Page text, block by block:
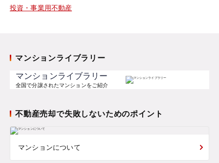
投資・事業用不動産
マンションライブラリー
マンションライブラリー
全国で分譲されたマンションをご紹介
不動産売却で失敗しないためのポイント
マンションについて